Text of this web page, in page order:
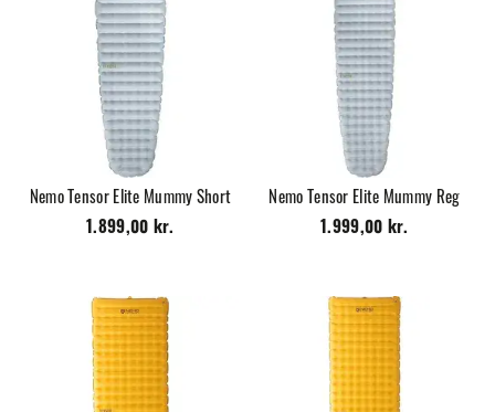
Nemo Tensor Elite Mummy Short
1.899,00 kr.
Nemo Tensor Elite Mummy Reg
1.999,00 kr.